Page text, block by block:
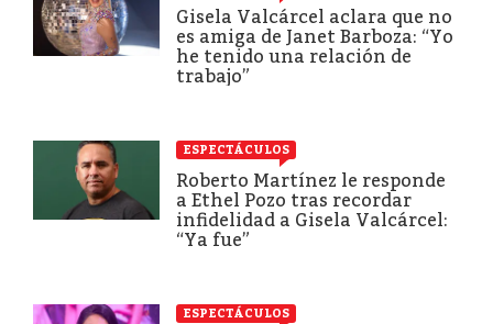
Gisela Valcárcel aclara que no
es amiga de Janet Barboza: “Yo
he tenido una relación de
trabajo”
ESPECTÁCULOS
Roberto Martínez le responde
a Ethel Pozo tras recordar
infidelidad a Gisela Valcárcel:
“Ya fue”
ESPECTÁCULOS